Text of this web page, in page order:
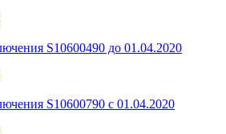
S10600490 до 01.04.2020
S10600790 с 01.04.2020